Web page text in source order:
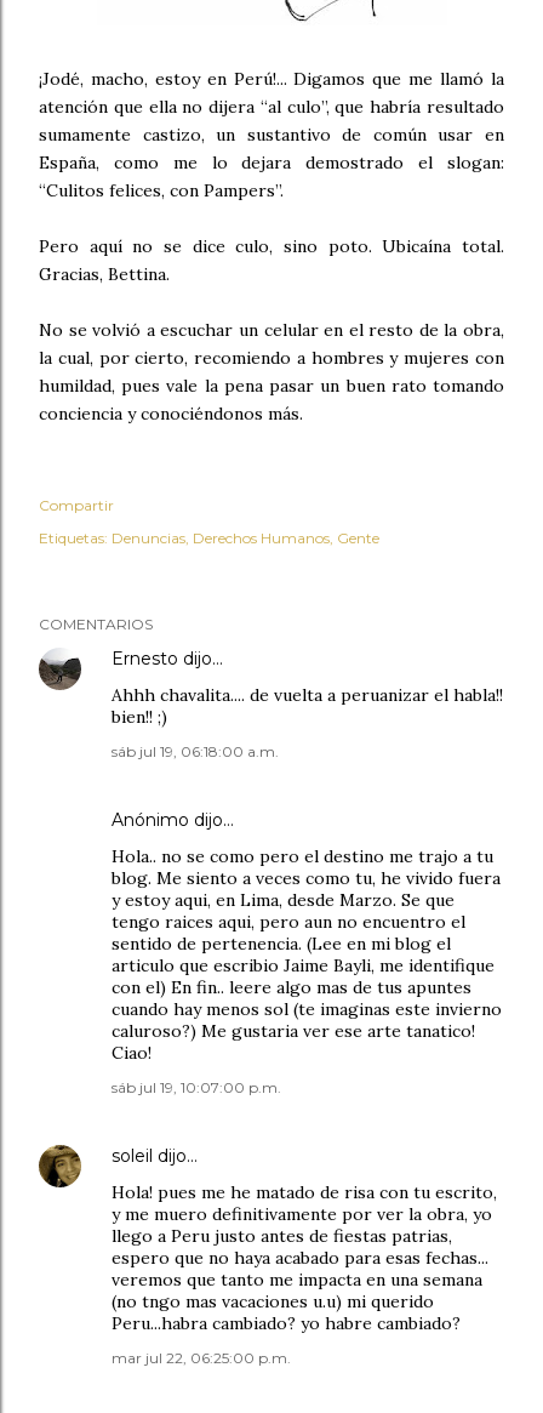
¡Jodé, macho, estoy en Perú!... Digamos que me llamó la
atención que ella no dijera “al culo”, que habría resultado
sumamente castizo, un sustantivo de común usar en
España, como me lo dejara demostrado el slogan:
“Culitos felices, con Pampers”.
Pero aquí no se dice culo, sino poto. Ubicaína total.
Gracias, Bettina.
No se volvió a escuchar un celular en el resto de la obra,
la cual, por cierto, recomiendo a hombres y mujeres con
humildad, pues vale la pena pasar un buen rato tomando
conciencia y conociéndonos más.
Compartir
Etiquetas: Denuncias Derechos Humanos Gente
COMENTARIOS
Ernesto dijo…
Ahhh chavalita.... de vuelta a peruanizar el habla!!
bien!! ;)
sáb jul 19, 06:18:00 a.m.
Anónimo dijo…
Hola.. no se como pero el destino me trajo a tu
blog. Me siento a veces como tu, he vivido fuera
y estoy aqui, en Lima, desde Marzo. Se que
tengo raices aqui, pero aun no encuentro el
sentido de pertenencia. (Lee en mi blog el
articulo que escribio Jaime Bayli, me identifique
con el) En fin.. leere algo mas de tus apuntes
cuando hay menos sol (te imaginas este invierno
caluroso?) Me gustaria ver ese arte tanatico!
Ciao!
sáb jul 19, 10:07:00 p.m.
soleil dijo…
Hola! pues me he matado de risa con tu escrito,
y me muero definitivamente por ver la obra, yo
llego a Peru justo antes de fiestas patrias,
espero que no haya acabado para esas fechas...
veremos que tanto me impacta en una semana
(no tngo mas vacaciones u.u) mi querido
Peru...habra cambiado? yo habre cambiado?
mar jul 22, 06:25:00 p.m.